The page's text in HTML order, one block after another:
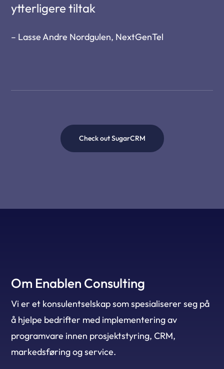
ytterligere tiltak
– Lasse Andre Nordgulen, NextGenTel
Check out SugarCRM
Om Enablen Consulting
Vi er et konsulentselskap som spesialiserer seg på
å hjelpe bedrifter med implementering av
programvare innen prosjektstyring, CRM,
markedsføring og service.